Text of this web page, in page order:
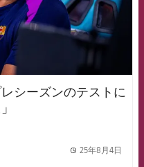
シーズンのテストに
25年8月4日